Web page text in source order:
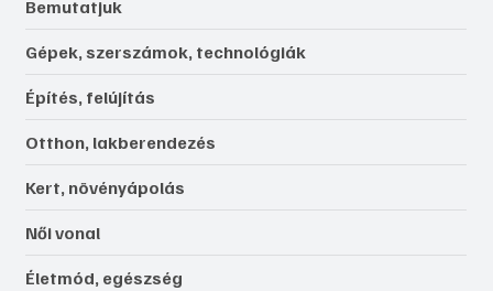
Bemutatjuk
Gépek, szerszámok, technológiák
Építés, felújítás
Otthon, lakberendezés
Kert, növényápolás
Női vonal
Életmód, egészség